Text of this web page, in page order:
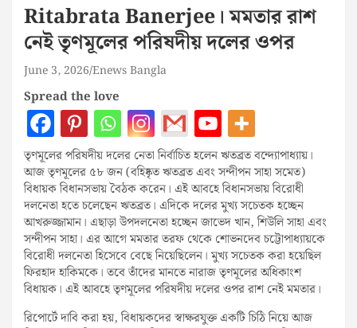
Ritabrata Banerjee। মমতার রাশ
নেই তৃণমূলের পরিষদীয় দলের ওপর
June 3, 2026 Enews Bangla
Spread the love
তৃণমূলের পরিষদীয় দলের নেতা নির্বাচিত হলেন ঋতব্রত বন্দ্যোপাধ্যায়।
আজ তৃণমূলের ৫৮ জন (বহিষ্কৃত ঋতব্রত এবং সন্দীপন সাহা সমেত)
বিধায়ক বিধানসভায় বৈঠক করেন। এই আবহে বিধানসভায় বিরোধী
দলনেতা হতে চলেছেন ঋতব্রত। এদিকে দলের মুখ্য সচেতক হচ্ছেন
আখরুজ্জামান। এছাড়া উপদলনেতা হচ্ছেন জাভেদ খান, শিউলি সাহা এবং
সন্দীপন সাহা। এর আগে মমতার তরফ থেকে শোভনদেব চট্টোপাধ্যায়কে
বিরোধী দলনেতা হিসেবে বেছে নিয়েছিলেন। মুখ্য সচেতক করা হয়েছিল
ফিরহাদ হাকিমকে। তবে তাঁদের মানতে নারাজ তৃণমূলের অধিকাংশ
বিধায়ক। এই আবহে তৃণমূলের পরিষদীয় দলের ওপর রাশ নেই মমতার।
রিপোর্টে দাবি করা হয়, বিধায়কদের স্বাক্ষরযুক্ত একটি চিঠি নিয়ে আজ